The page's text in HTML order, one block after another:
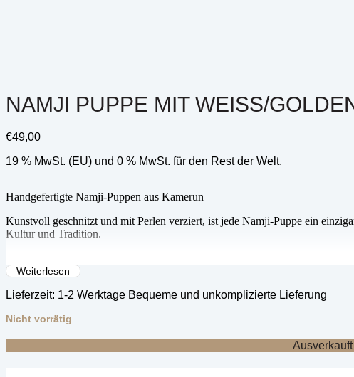
NAMJI PUPPE MIT WEISS/
€49,00
19 % MwSt. (EU) und 0 % MwSt. für den Rest der Welt.
Handgefertigte Namji-Puppen aus Kamerun
Kunstvoll geschnitzt und mit Perlen verziert, ist jede Namji-Puppe ein
Kultur und Tradition.
leisten Sie einen bedeutungsvollen Beitrag.
Weiterlesen
Lieferzeit: 1-2 Werktage Bequeme und unkomplizierte Lieferung
Nicht vorrätig